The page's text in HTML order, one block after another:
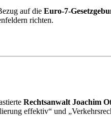
auf die Euro-7-
richten.
Rechtsanwalt Joachim
effektiv“ und